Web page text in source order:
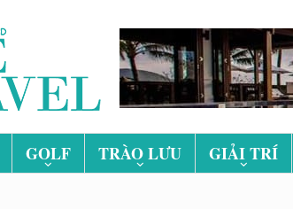
GOLF TRÀO LƯU GIẢI TRÍ